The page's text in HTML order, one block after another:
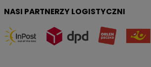
NASI PARTNERZY LOGISTYCZNI